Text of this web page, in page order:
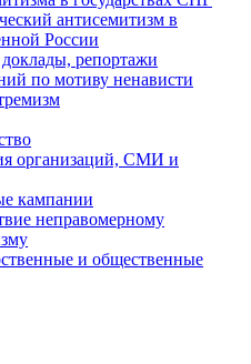
антисемитизм в
России
репортажи
по мотиву ненависти
организаций, СМИ и
кампании
неправомерному
и общественные